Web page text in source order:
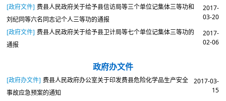
[政府文件] 费县人民政府关于给予县信访局等三个单位记集体三等功和
刘纪同等六名同志记个人三等功的通报
2017-
03-20
[政府文件] 费县人民政府关于给予县卫计局等七个单位记集体三等功的
通报
2017-
02-06
政府办文件
[政府办文件] 费县人民政府办公室关于印发费县危险化学品生产安全
事故应急预案的通知
2017-03-
15